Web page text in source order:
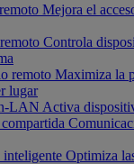
Mejora el
Controla
remoto Maximiza la
lugar
LAN Activa
inteligente Optimiza